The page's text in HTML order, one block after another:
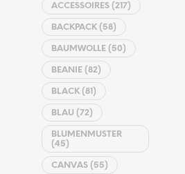
ACCESSOIRES (217)
BACKPACK(58)
BAUMWOLLE (50)
BEANIE (82)
BLACK(81)
BLAU (72)
BLUMENMUSTER
(45)
CANVAS (55)